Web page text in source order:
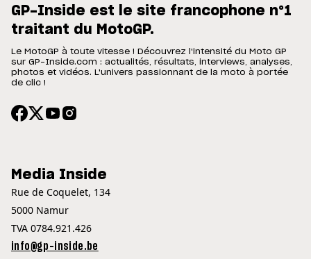
GP-Inside est le site francophone n°1
traitant du MotoGP.
Le MotoGP à toute vitesse ! Découvrez l'intensité du Moto GP
sur GP-Inside.com : actualités, résultats, interviews, analyses,
photos et vidéos. L'univers passionnant de la moto à portée
de clic !
Media Inside
Rue de Coquelet, 134
5000 Namur
TVA 0784.921.426
info@gp-inside.be